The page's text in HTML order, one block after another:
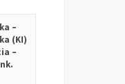
–
(KI)
–